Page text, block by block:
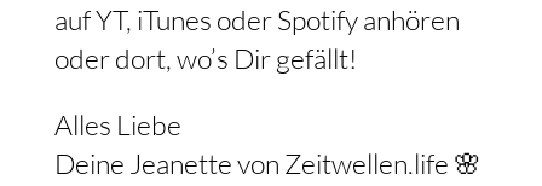
auf YT, iTunes oder Spotify anhören
oder dort, wo’s Dir gefällt!
Alles Liebe
Deine Jeanette von Zeitwellen.life 🌸